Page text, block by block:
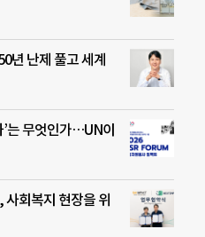
년 난제 풀고 세계
는 무엇인가…UN이
회복지 현장을 위